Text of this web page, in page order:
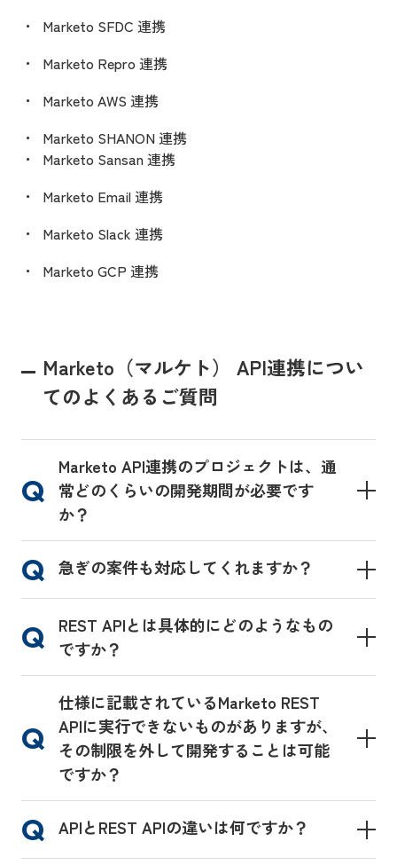
Marketo SFDC 連携
Marketo Repro 連携
Marketo AWS 連携
Marketo SHANON 連携
Marketo Sansan 連携
Marketo Email 連携
Marketo Slack 連携
Marketo GCP 連携
Marketo（マルケト） API連携につい
てのよくあるご質問
Marketo API連携のプロジェクトは、通
常どのくらいの開発期間が必要です
か？
急ぎの案件も対応してくれますか？
REST APIとは具体的にどのようなもの
ですか？
仕様に記載されているMarketo REST
APIに実行できないものがありますが、
その制限を外して開発することは可能
ですか？
APIとREST APIの違いは何ですか？